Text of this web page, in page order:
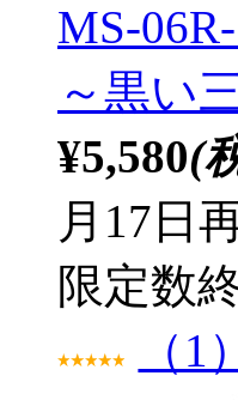
MS-
～黒い
¥5,580(
月17日
限定数
（1）